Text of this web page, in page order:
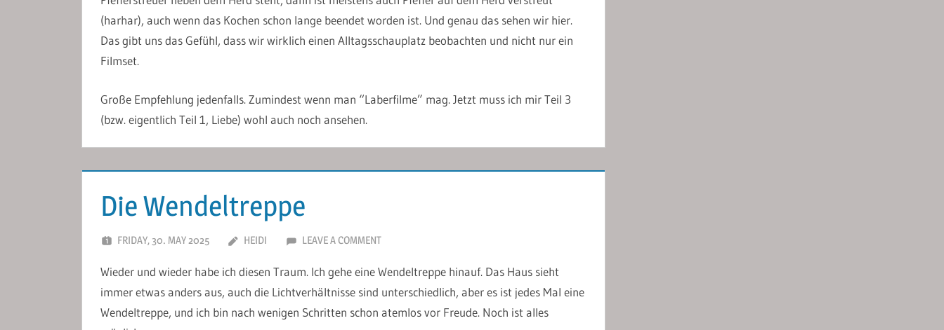
(harhar), auch wenn das Kochen schon lange beendet worden ist. Und genau das sehen wir hier.
Das gibt uns das Gefühl, dass wir wirklich einen Alltagsschauplatz beobachten und nicht nur ein
Filmset.
Große Empfehlung jedenfalls. Zumindest wenn man “Laberfilme” mag. Jetzt muss ich mir Teil 3
(bzw. eigentlich Teil 1, Liebe) wohl auch noch ansehen.
Die Wendeltreppe
FRIDAY, 30. MAY 2025 HEIDI LEAVE A COMMENT
Wieder und wieder habe ich diesen Traum. Ich gehe eine Wendeltreppe hinauf. Das Haus sieht
immer etwas anders aus, auch die Lichtverhältnisse sind unterschiedlich, aber es ist jedes Mal eine
Wendeltreppe, und ich bin nach wenigen Schritten schon atemlos vor Freude. Noch ist alles